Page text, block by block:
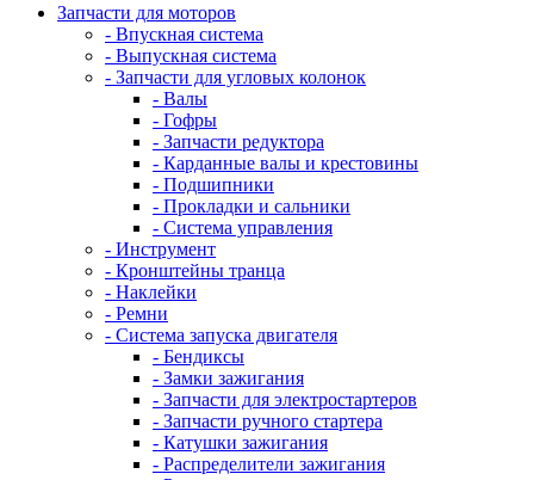
Запчасти для моторов
- Впускная система
- Выпускная система
- Запчасти для угловых колонок
- Валы
- Гофры
- Запчасти редуктора
- Карданные валы и крестовины
- Подшипники
- Прокладки и сальники
- Система управления
- Инструмент
- Кронштейны транца
- Наклейки
- Ремни
- Система запуска двигателя
- Бендиксы
- Замки зажигания
- Запчасти для электростартеров
- Запчасти ручного стартера
- Катушки зажигания
- Распределители зажигания